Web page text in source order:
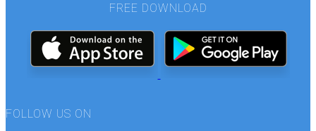
FREE DOWNLOAD
FOLLOW US ON